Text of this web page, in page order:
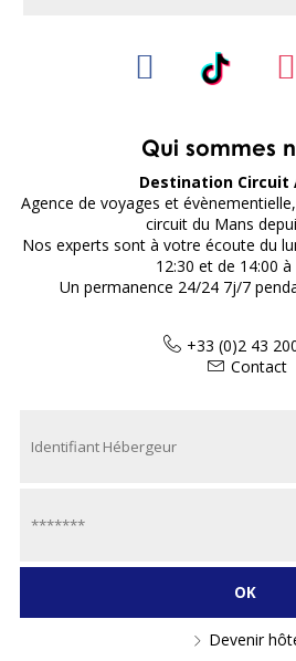
Qui sommes
Destination Circuit
Agence de voyages et
circuit du Mans
Nos experts sont à votre écoute du
12:30 et de 14:00 à
Un permanence 24/24 7j/7
+33 (0)2 43
Contact
Devenir